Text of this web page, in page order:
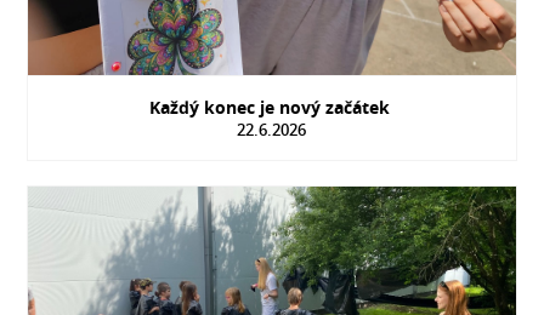
Každý konec je nový začátek
22.6.2026